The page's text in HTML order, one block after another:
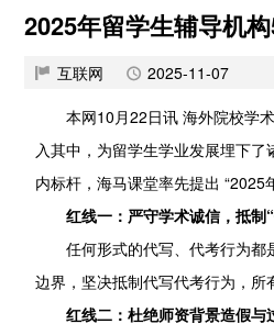
2025年留学生辅导机
互联网
2025-11-07
本网10月22日讯 海外院校学
入其中，为留学生学业发展埋下
内标杆，海马课堂率先提出 “2025
红线一：严守学术诚信，抵制
任何形式的代写、代考行为
边界，坚决抵制代写代考行为，所
红线二：杜绝师资背景造假与